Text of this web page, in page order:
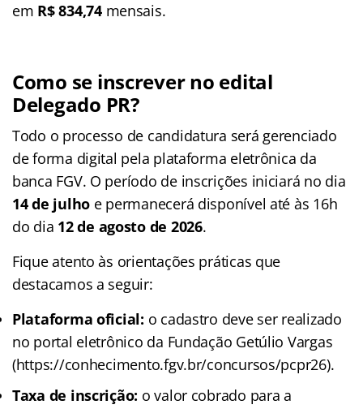
em R$ 834,74mensais.
Como se inscrever no edital
Delegado PR?
Todo o processo de candidatura será gerenciado
de forma digital pela plataforma eletrônica da
banca FGV. O período de inscrições iniciará no dia
14 de julho e permanecerá disponível até às 16h
do dia 12 de agosto de 2026.
Fique atento às orientações práticas que
destacamos a seguir:
Plataforma oficial: o cadastro deve ser realizado
no portal eletrônico da Fundação Getúlio Vargas
(https://conhecimento.fgv.br/concursos/pcpr26).
Taxa de inscrição: o valor cobrado para a